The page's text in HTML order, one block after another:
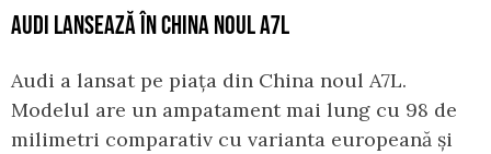
AUDI LANSEAZĂ ÎN CHINA NOUL A7L
Audi a lansat pe piața din China noul A7L.
Modelul are un ampatament mai lung cu 98 de
milimetri comparativ cu varianta europeană și